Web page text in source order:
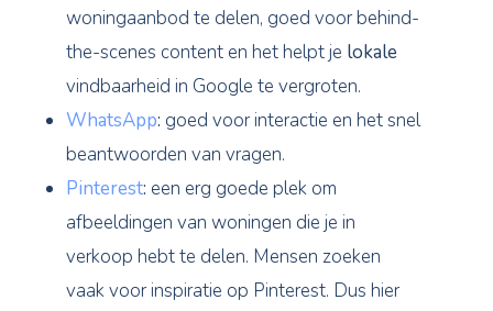
woningaanbod te delen, goed voor behind-
the-scenes content en het helpt je lokale
vindbaarheid in Google te vergroten.
WhatsApp: goed voor interactie en het snel
beantwoorden van vragen.
Pinterest: een erg goede plek om
afbeeldingen van woningen die je in
verkoop hebt te delen. Mensen zoeken
vaak voor inspiratie op Pinterest. Dus hier